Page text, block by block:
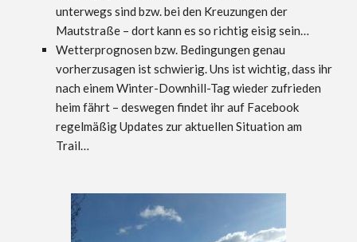
unterwegs sind bzw. bei den Kreuzungen der
Mautstraße – dort kann es so richtig eisig sein…
Wetterprognosen bzw. Bedingungen genau
vorherzusagen ist schwierig. Uns ist wichtig, dass ihr
nach einem Winter-Downhill-Tag wieder zufrieden
heim fährt – deswegen findet ihr auf Facebook
regelmäßig Updates zur aktuellen Situation am
Trail…